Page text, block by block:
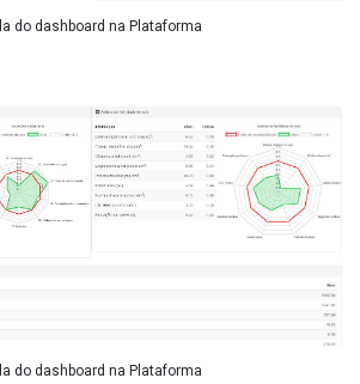
do dashboard na Plataforma
do dashboard na Plataforma